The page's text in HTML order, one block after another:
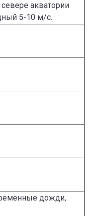
акватории
5-10 м/с.
дожди,